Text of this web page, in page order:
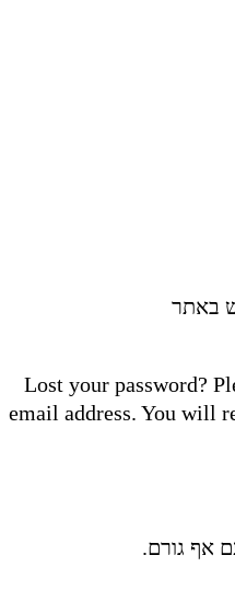
באתר
Lost your password?
email address. You will
אף גורם.